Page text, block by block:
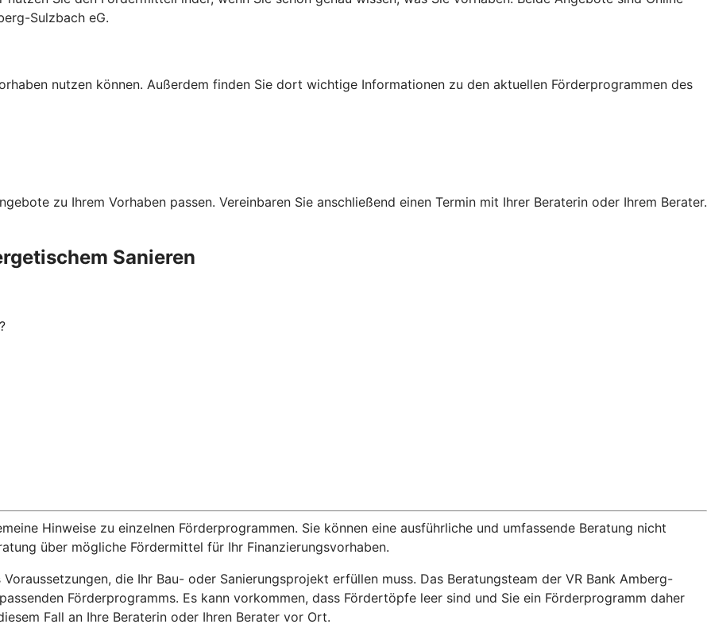
Sulzbach eG.
nutzen können. Außerdem finden Sie dort wichtige Informationen zu den aktuellen Förderprogrammen des
zu Ihrem Vorhaben passen. Vereinbaren Sie anschließend einen Termin mit Ihrer Beraterin oder Ihrem Berater.
Sanieren
Hinweise zu einzelnen Förderprogrammen. Sie können eine ausführliche und umfassende Beratung nicht
über mögliche Fördermittel für Ihr Finanzierungsvorhaben.
die Ihr Bau- oder Sanierungsprojekt erfüllen muss. Das Beratungsteam der VR Bank Amberg-
Förderprogramms. Es kann vorkommen, dass Fördertöpfe leer sind und Sie ein Förderprogramm daher
Fall an Ihre Beraterin oder Ihren Berater vor Ort.